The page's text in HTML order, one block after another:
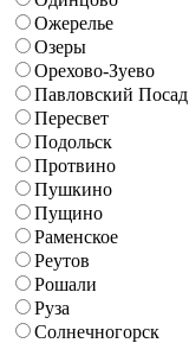
Ожерелье
Озеры
Орехово-Зуево
Павловский Посад
Пересвет
Подольск
Протвино
Пушкино
Пущино
Раменское
Реутов
Рошали
Руза
Солнечногорск